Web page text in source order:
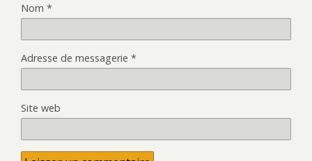
Nom *
Adresse de messagerie *
Site web